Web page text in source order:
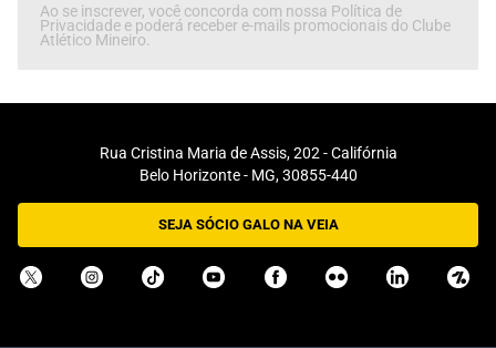
Ao se inscrever, você concorda com nossa Política de
Privacidade e poderá receber e-mails promocionais do Clube
Atlético Mineiro.
Rua Cristina Maria de Assis, 202 - Califórnia
Belo Horizonte - MG, 30855-440
SEJA SÓCIO GALO NA VEIA